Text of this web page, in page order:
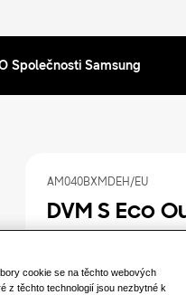
Společnosti Samsung
DVM S Eco
AM040BXMDEH/EU
11.2KW 14.0KW
cookie se na těchto webových
z těchto technologií jsou nezbytné k